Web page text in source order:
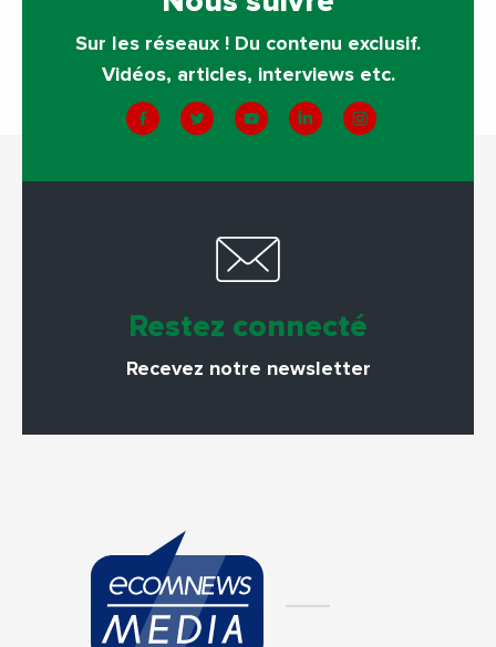
Sur les réseaux ! Du contenu exclusif.
Vidéos, articles, interviews etc.
Restez connecté
Recevez notre newsletter